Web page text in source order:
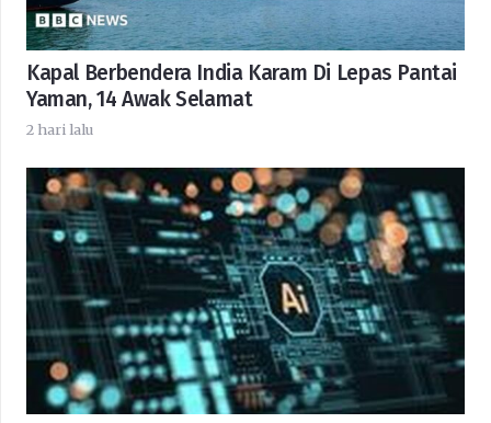
Kapal Berbendera India Karam Di Lepas Pantai
Yaman, 14 Awak Selamat
2 hari lalu